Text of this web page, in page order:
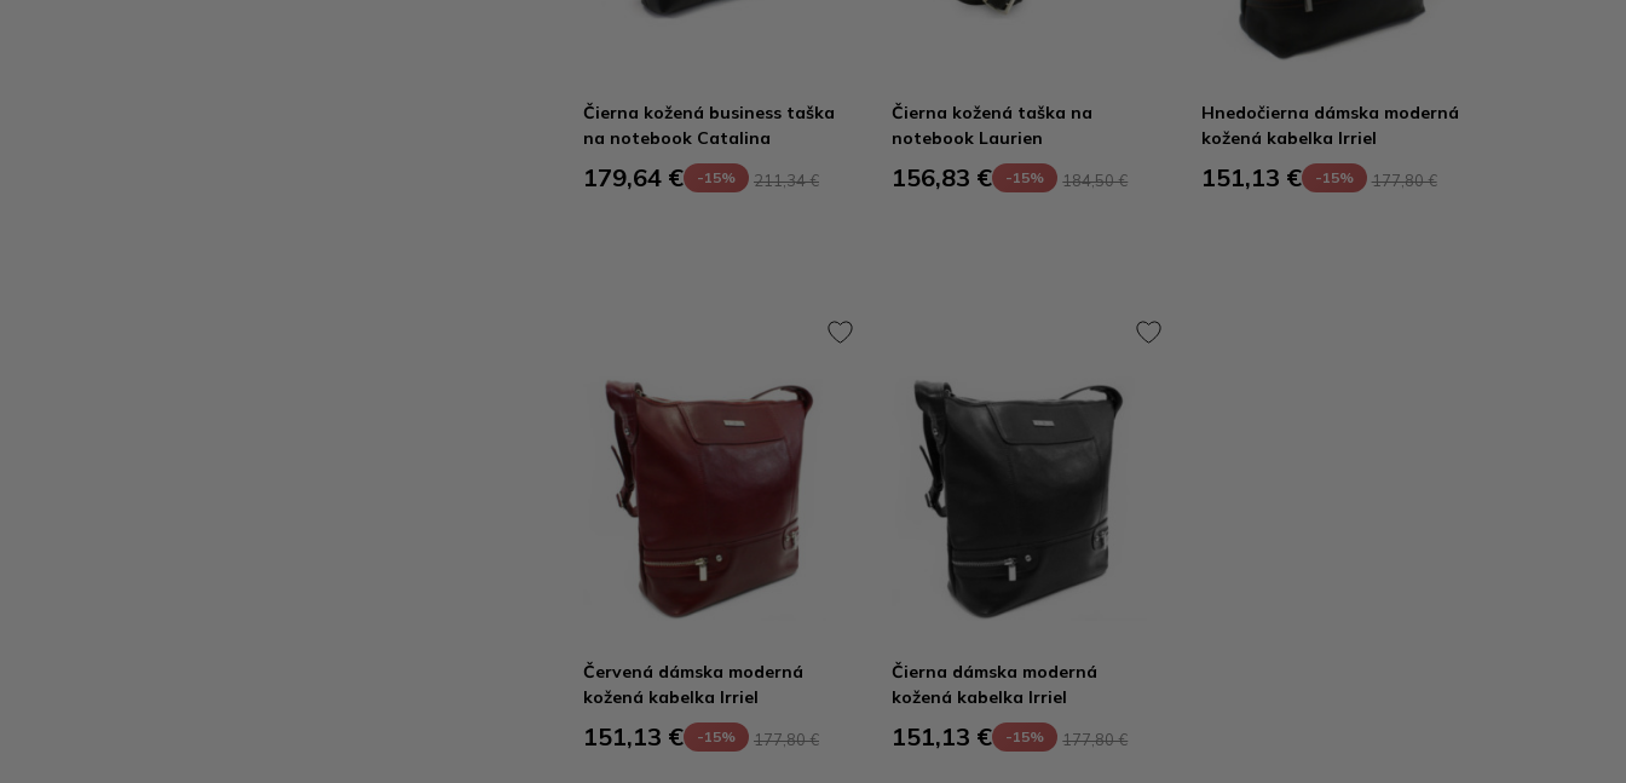
Čierna kožená business taška
na notebook Catalina
179,64 € -15% 211,34 €
Čierna kožená taška na
notebook Laurien
156,83 € -15% 184,50 €
Hnedočierna dámska moderná
kožená kabelka Irriel
151,13 € -15% 177,80 €
Červená dámska moderná
kožená kabelka Irriel
151,13 € -15% 177,80 €
Čierna dámska moderná
kožená kabelka Irriel
151,13 € -15% 177,80 €